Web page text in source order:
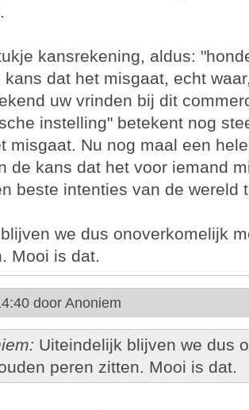
.
kansrekening, aldus:
kans dat het misgaat, echt
uw vrinden bij dit
instelling" betekent nog
misgaat. Nu nog maal een
de kans dat het voor iemand
beste intenties van de wereld
we dus onoverkomelijk
Mooi is dat.
door Anoniem
Uiteindelijk blijven we dus
peren zitten. Mooi is dat.